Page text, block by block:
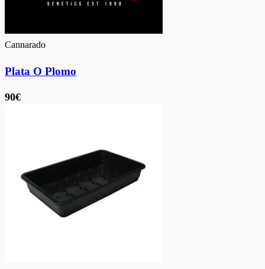
Cannarado
Plata O Plomo
90€